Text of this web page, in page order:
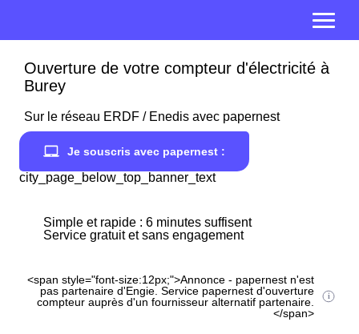
Ouverture de votre compteur d'électricité à
Burey
Sur le réseau ERDF / Enedis avec papernest
Je souscris avec papernest :
city_page_below_top_banner_text
Simple et rapide : 6 minutes suffisent
Service gratuit et sans engagement
<span style="font-size:12px;">Annonce - papernest n'est
pas partenaire d'Engie. Service papernest d'ouverture
compteur auprès d'un fournisseur alternatif partenaire.
</span>